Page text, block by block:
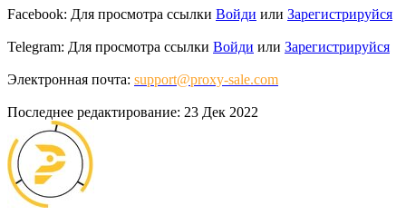
Facebook: Для просмотра ссылки Войди или Зарегистрируйся
Telegram: Для просмотра ссылки Войди или Зарегистрируйся
Электронная почта: support@proxy-sale.com
Последнее редактирование: 23 Дек 2022